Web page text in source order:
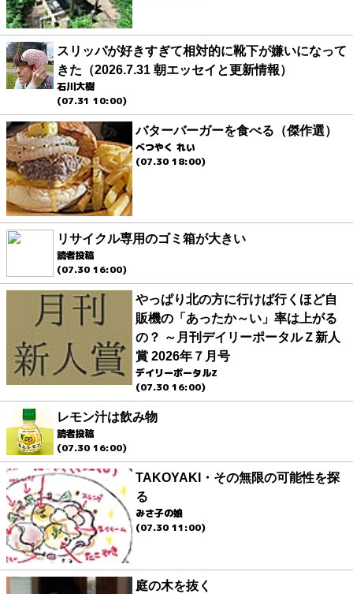
スリッパが好きすぎて相対的に靴下が嫌いになって
きた（2026.7.31 朝エッセイと更新情報）
石川大樹
(07.31 10:00)
バターバーガーを食べる（傑作選）
べつやく れい
(07.30 18:00)
リサイクル専用のゴミ箱が大きい
読者投稿
(07.30 16:00)
やっぱり北の方に行けば行くほど自
販機の「あったか～い」率は上がる
の？ ～月刊デイリーポータルＺ新人
賞 2026年７月号
デイリーポータルZ
(07.30 16:00)
レモン汁は飲み物
読者投稿
(07.30 16:00)
TAKOYAKI・その無限の可能性を探
る
みさ子の娘
(07.30 11:00)
庭の木を抜く